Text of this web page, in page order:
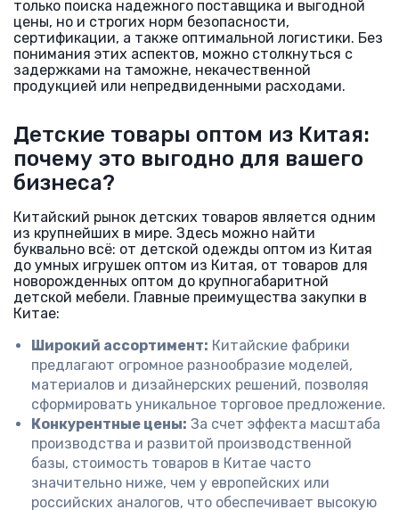
только поиска надежного поставщика и выгодной
цены, но и строгих норм безопасности,
сертификации, а также оптимальной логистики. Без
понимания этих аспектов, можно столкнуться с
задержками на таможне, некачественной
продукцией или непредвиденными расходами.
Детские товары оптом из Китая:
почему это выгодно для вашего
бизнеса?
Китайский рынок детских товаров является одним
из крупнейших в мире. Здесь можно найти
буквально всё: от детской одежды оптом из Китая
до умных игрушек оптом из Китая, от товаров для
новорожденных оптом до крупногабаритной
детской мебели. Главные преимущества закупки в
Китае:
Широкий ассортимент: Китайские фабрики
предлагают огромное разнообразие моделей,
материалов и дизайнерских решений, позволяя
сформировать уникальное торговое предложение.
Конкурентные цены: За счет эффекта масштаба
производства и развитой производственной
базы, стоимость товаров в Китае часто
значительно ниже, чем у европейских или
российских аналогов, что обеспечивает высокую